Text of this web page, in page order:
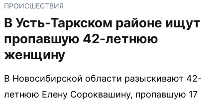
ПРОИСШЕСТВИЯ
В Усть-Таркском районе ищут
пропавшую 42-летнюю
женщину
В Новосибирской области разыскивают 42-
летнюю Елену Сороквашину, пропавшую 17